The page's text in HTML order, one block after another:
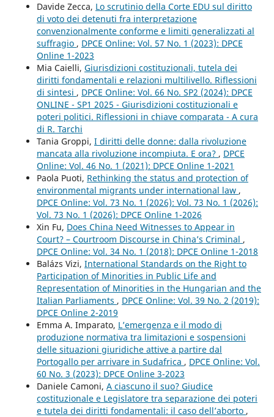
Davide Zecca, Lo scrutinio della Corte EDU sul diritto
di voto dei detenuti fra interpretazione
convenzionalmente conforme e limiti generalizzati al
suffragio , DPCE Online: Vol. 57 No. 1 (2023): DPCE
Online 1-2023
Mia Caielli, Giurisdizioni costituzionali, tutela dei
diritti fondamentali e relazioni multilivello. Riflessioni
di sintesi , DPCE Online: Vol. 66 No. SP2 (2024): DPCE
ONLINE - SP1 2025 - Giurisdizioni costituzionali e
poteri politici. Riflessioni in chiave comparata - A cura
di R. Tarchi
Tania Groppi, I diritti delle donne: dalla rivoluzione
mancata alla rivoluzione incompiuta. E ora? , DPCE
Online: Vol. 46 No. 1 (2021): DPCE Online 1-2021
Paola Puoti, Rethinking the status and protection of
environmental migrants under international law ,
DPCE Online: Vol. 73 No. 1 (2026): Vol. 73 No. 1 (2026):
Vol. 73 No. 1 (2026): DPCE Online 1-2026
Xin Fu, Does China Need Witnesses to Appear in
Court? – Courtroom Discourse in China’s Criminal ,
DPCE Online: Vol. 34 No. 1 (2018): DPCE Online 1-2018
Balázs Vizi, International Standards on the Right to
Participation of Minorities in Public Life and
Representation of Minorities in the Hungarian and the
Italian Parliaments , DPCE Online: Vol. 39 No. 2 (2019):
DPCE Online 2-2019
Emma A. Imparato, L’emergenza e il modo di
produzione normativa tra limitazioni e sospensioni
delle situazioni giuridiche attive a partire dal
Portogallo per arrivare in Sudafrica , DPCE Online: Vol.
60 No. 3 (2023): DPCE Online 3-2023
Daniele Camoni, A ciascuno il suo? Giudice
costituzionale e Legislatore tra separazione dei poteri
e tutela dei diritti fondamentali: il caso dell’aborto ,